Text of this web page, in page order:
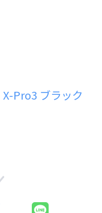
Pro3 ブラック